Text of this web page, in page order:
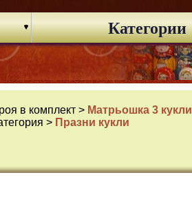
Категории
в комплект > Матрьошка 3 кукли
> Празни кукли